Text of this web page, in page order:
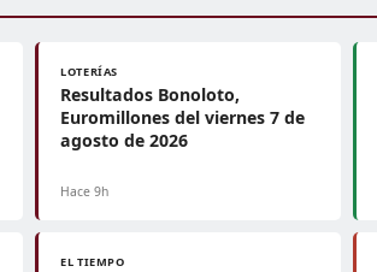
LOTERÍAS
Resultados Bonoloto,
Euromillones del viernes 7 de
agosto de 2026
Hace 9h
EL TIEMPO